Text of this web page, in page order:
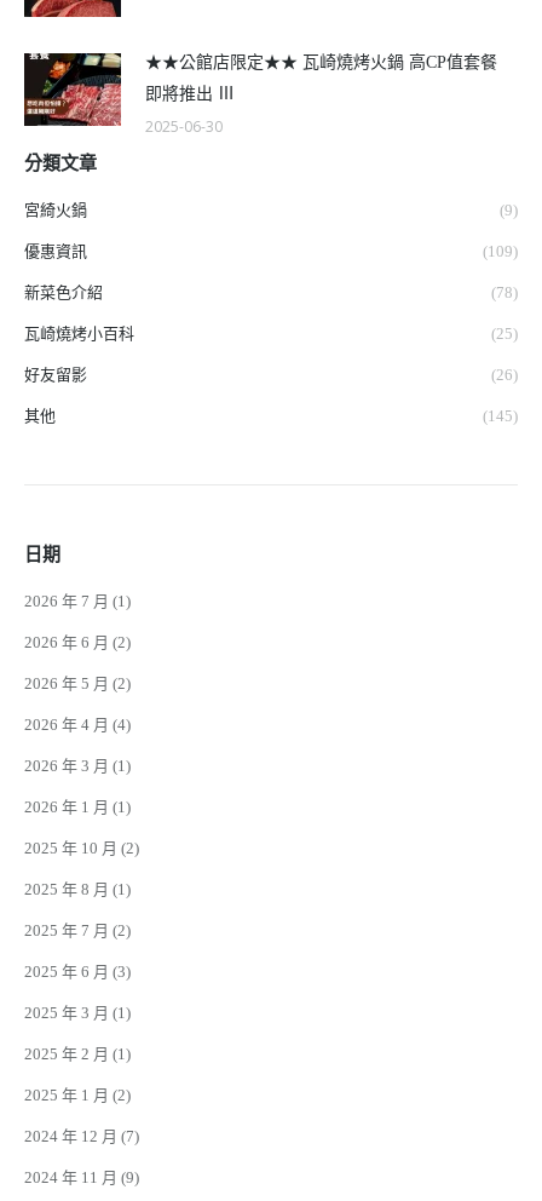
★★公館店限定★★ 瓦崎燒烤火鍋 高CP值套餐
即將推出 Ⅲ
2025-06-30
分類文章
宮綺火鍋 (9)
優惠資訊 (109)
新菜色介紹 (78)
瓦崎燒烤小百科 (25)
好友留影 (26)
其他 (145)
日期
2026 年 7 月 (1)
2026 年 6 月 (2)
2026 年 5 月 (2)
2026 年 4 月 (4)
2026 年 3 月 (1)
2026 年 1 月 (1)
2025 年 10 月 (2)
2025 年 8 月 (1)
2025 年 7 月 (2)
2025 年 6 月 (3)
2025 年 3 月 (1)
2025 年 2 月 (1)
2025 年 1 月 (2)
2024 年 12 月 (7)
2024 年 11 月 (9)